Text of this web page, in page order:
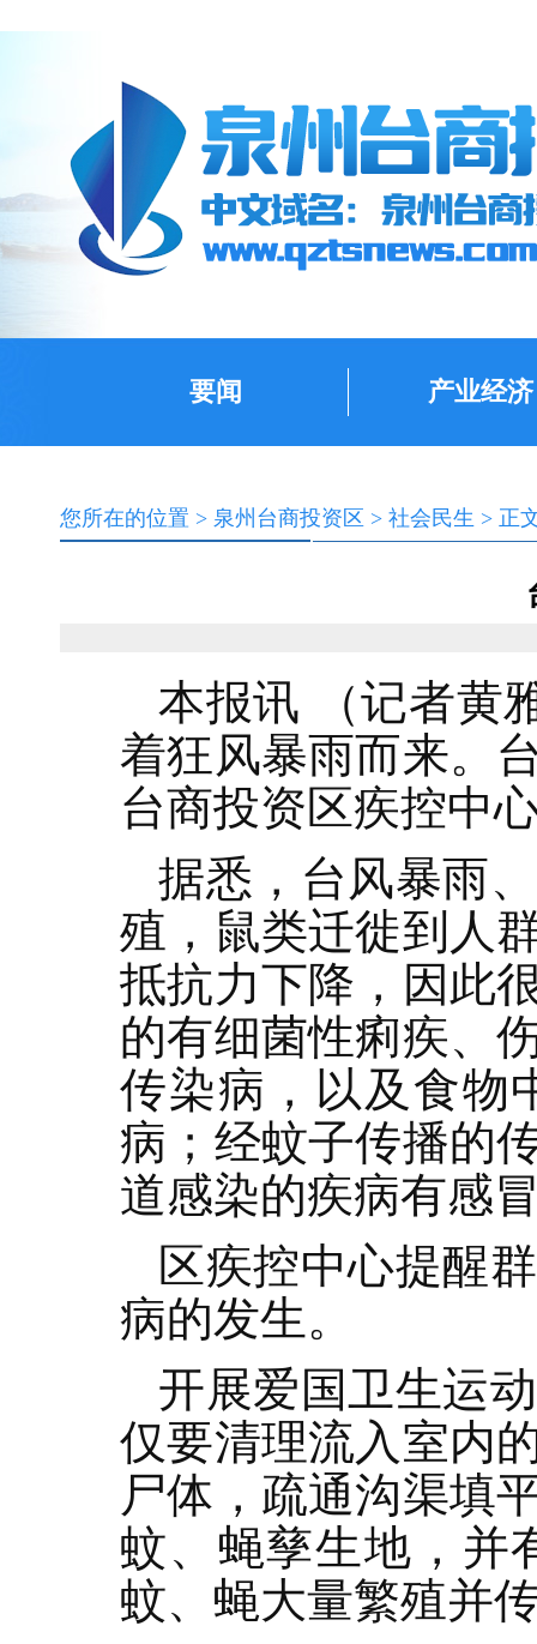
要闻 产业经济
您所在的位置 > 泉州台商投资区 > 社会民生 > 正
本报讯 （记者黄
着狂风暴雨而来。
台商投资区疾控中
据悉，台风暴雨
殖，鼠类迁徙到人
抵抗力下降，因此
的有细菌性痢疾、
传染病，以及食物
病；经蚊子传播的
道感染的疾病有感
区疾控中心提醒
病的发生。
开展爱国卫生运
仅要清理流入室内
尸体，疏通沟渠填
蚊、蝇孳生地，并
蚊、蝇大量繁殖并